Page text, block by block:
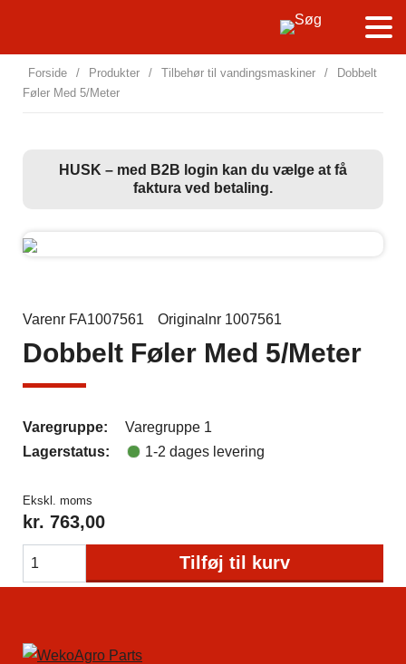
Forside / Produkter / Tilbehør til vandingsmaskiner /
Dobbelt
Føler Med 5/Meter
HUSK – med B2B login kan du vælge at få
faktura ved betaling.
Varenr FA1007561 Originalnr 1007561
Dobbelt Føler Med 5/Meter
Varegruppe:
Varegruppe 1
Lagerstatus:
1-2 dages levering
Ekskl. moms
kr. 763,00
Tilføj til kurv